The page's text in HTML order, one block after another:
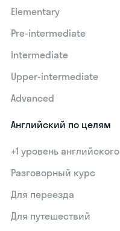
Elementary
Pre-intermediate
Intermediate
Upper-intermediate
Advanced
Английский по целям
+1 уровень английского
Разговорный курс
Для переезда
Для путешествий